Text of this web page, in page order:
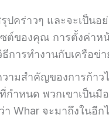
คร่าวๆ และจะเป็นอ
ซต์ของคุณ การตั้งค่า
การทำงานกับเครือข่
วามสำคัญของการก้า
ำหนด พวกเขาเป็นมื
Whar จะมาถึงในอี